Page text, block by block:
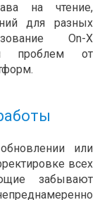
на чтение,
для разных
On-X
проблем от
или
всех
забывают